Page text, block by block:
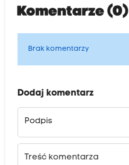
Komentarze (0)
Brak komentarzy
Dodaj komentarz
Podpis
Treść komentarza